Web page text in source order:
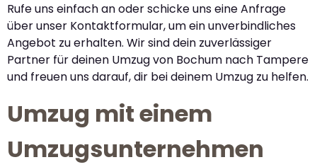
Rufe uns einfach an oder schicke uns eine Anfrage
über unser Kontaktformular, um ein unverbindliches
Angebot zu erhalten. Wir sind dein zuverlässiger
Partner für deinen Umzug von Bochum nach Tampere
und freuen uns darauf, dir bei deinem Umzug zu helfen.
Umzug mit einem
Umzugsunternehmen